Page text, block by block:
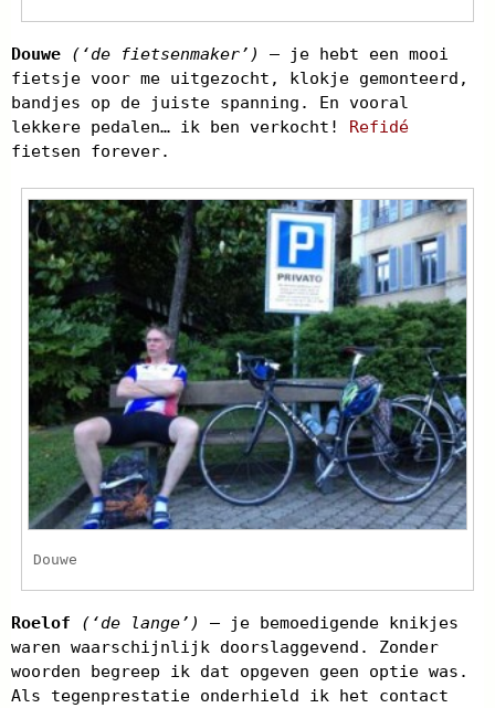
Douwe (‘de fietsenmaker’)
– je hebt een mooi
fietsje voor me uitgezocht, klokje gemonteerd,
bandjes op de juiste spanning. En vooral
lekkere pedalen… ik ben verkocht! Refidé
fietsen forever.
Douwe
Roelof (‘de lange’)
– je bemoedigende knikjes
waren waarschijnlijk doorslaggevend. Zonder
woorden begreep ik dat opgeven geen optie was.
Als tegenprestatie onderhield ik het contact